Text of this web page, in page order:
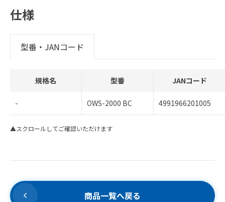
仕様
型番・JANコード
規格名 型番 JANコード
- OWS-2000 BC 4991966201005
▲スクロールしてご確認いただけます
商品一覧へ戻る